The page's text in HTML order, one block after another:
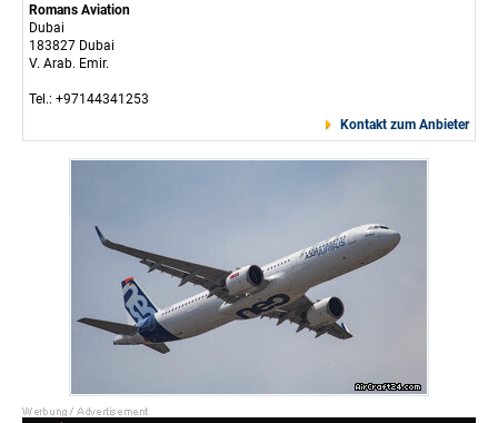
Romans Aviation
Dubai
183827 Dubai
V. Arab. Emir.
Tel.: +97144341253
Kontakt zum Anbieter